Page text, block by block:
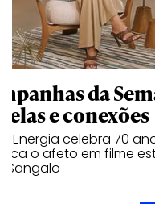
da
e conexões
Energia celebra 70
o afeto em filme
Sangalo